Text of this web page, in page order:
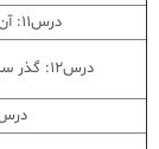
درس11: آن شب عزیز|شکوه چشمان تو
درس12: گذر سیاوش از آتش| به جوانمردی کوش
درس13: خوان